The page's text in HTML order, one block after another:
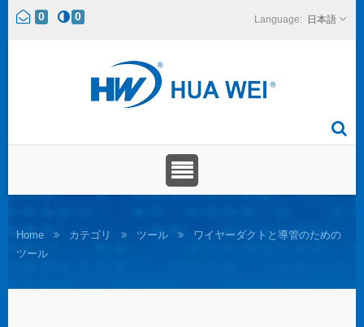
0 0 日本語
Home カテゴリ ツール
ワイヤーダクトと導管のための
ツール